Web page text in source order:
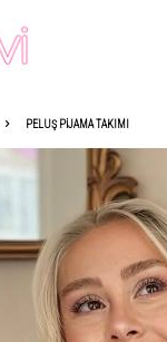
PELUŞ PIJAMA TAKIMI